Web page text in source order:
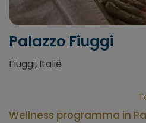
Palazzo Fiuggi
Fiuggi, Italië
Wellness programma in